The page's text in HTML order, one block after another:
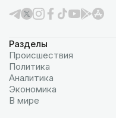
Разделы
Происшествия
Политика
Аналитика
Экономика
В мире